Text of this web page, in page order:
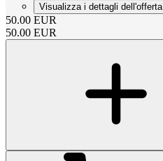
Visualizza i dettagli dell'offerta
50.00 EUR
50.00 EUR